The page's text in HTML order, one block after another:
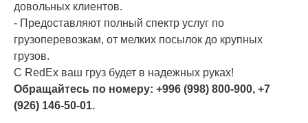
довольных клиентов.
- Предоставляют полный спектр услуг по
грузоперевозкам, от мелких посылок до крупных
грузов.
С RedEx ваш груз будет в надежных руках!
Обращайтесь по номеру: +996 (998) 800-900, +7
(926) 146-50-01.